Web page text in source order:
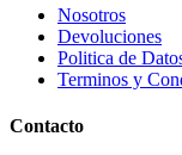
Nosotros
Devoluciones
Politica de
Terminos y
Contacto